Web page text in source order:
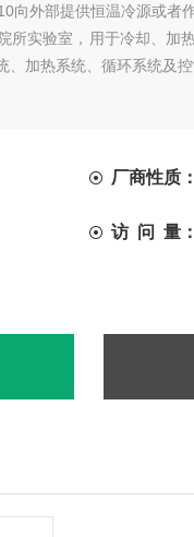
向外部提供恒温冷源或者
所实验室，用于冷却、加
加热系统、循环系统及控
厂商性质：
访 问 量：